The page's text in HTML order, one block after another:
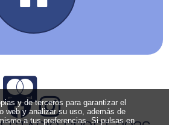
y de terceros para garantizar el
web y analizar su uso, además de
a tus preferencias. Si pulsas en